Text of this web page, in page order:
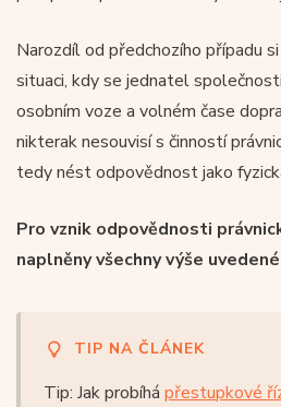
Narozdíl od předchozího případu
situaci, kdy se jednatel
osobním voze a volném čase
nikterak nesouvisí s činností
tedy nést odpovědnost jako
Pro vznik odpovědnosti
naplněny všechny výše
TIP NA ČLÁNEK
Tip: Jak probíhá přestupkové